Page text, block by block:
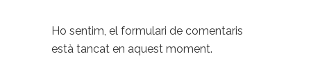
Ho sentim, el formulari de comentaris
està tancat en aquest moment.